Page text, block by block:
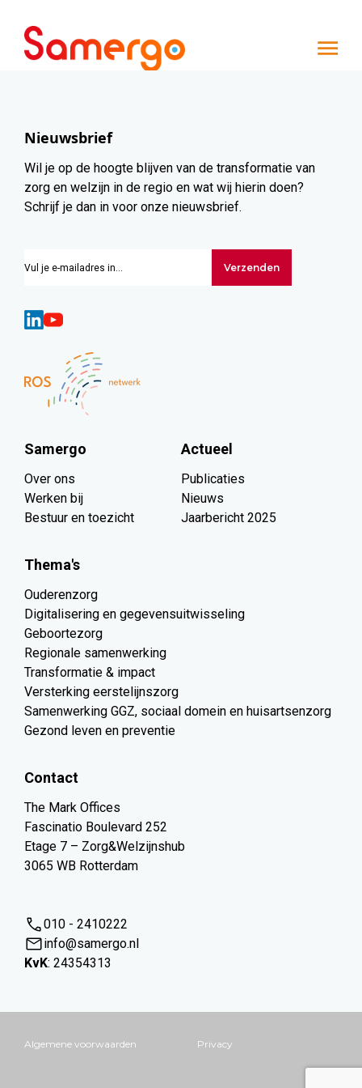
Samergo
Over ons
Werken bij
Bestuur en toezicht
Actueel
Publicaties
Nieuws
Jaarbericht 2025
Thema's
Ouderenzorg
Digitalisering en gegevensuitwisseling
Geboortezorg
Regionale samenwerking
Transformatie & impact
Versterking eerstelijnszorg
Samenwerking GGZ, sociaal domein en huisartsenzorg
Gezond leven en preventie
Contact
The Mark Offices
Fascinatio Boulevard 252
Etage 7 – Zorg&Welzijnshub
3065 WB Rotterdam
010 - 2410222
info@samergo.nl
KvK: 24354313
Nieuwsbrief
Wil je op de hoogte blijven van de transformatie van
zorg en welzijn in de regio en wat wij hierin doen?
Schrijf je dan in voor onze nieuwsbrief.
Verzenden
Algemene voorwaarden Privacy